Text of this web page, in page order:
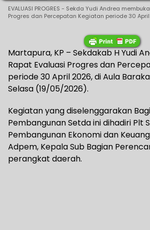
EVALUASI PROGRES - Sekda Yudi Andrea
Progres dan Percepatan Kegiatan periode 30
Martapura, KP – Sekdakab H Yudi
Rapat Evaluasi Progres dan
periode 30 April 2026, di Aula
Selasa (19/05/2026).
Kegiatan yang diselenggarakan
Pembangunan Setda ini dihadiri Plt
Pembangunan Ekonomi dan
Adpem, Kepala Sub Bagian
perangkat daerah.